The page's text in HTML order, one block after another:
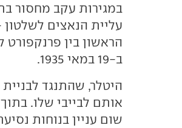
במגירות עקב מחסור
הראשון בין
ב-19 במאי 1935.
היטלר, שהתנגד
אותם לבייבי שלו.
שום עניין בנוחות